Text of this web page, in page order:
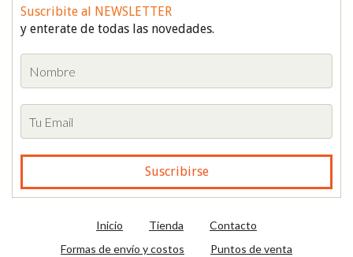
Suscribite al NEWSLETTER
y enterate de todas las novedades.
Inicio Tienda
Contacto
Formas de envío y costos
Puntos de venta